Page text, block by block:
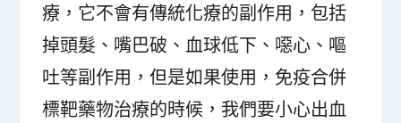
療，它不會有傳統化療的副作用，包括
掉頭髮、嘴巴破、血球低下、噁心、嘔
吐等副作用，但是如果使用，免疫合併
標靶藥物治療的時候，我們要小心出血